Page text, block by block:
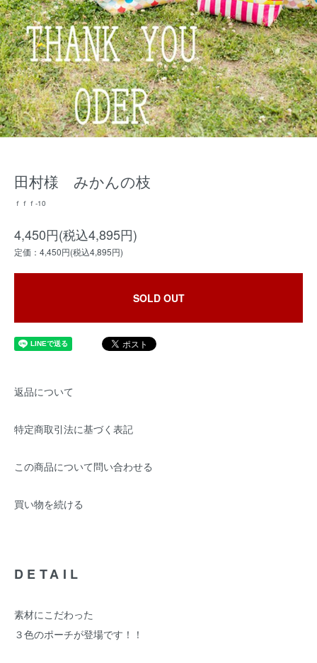
田村様 みかんの枝
ｆｆｆ-10
4,450円(税込4,895円)
定価：4,450円(税込4,895円)
SOLD OUT
返品について
特定商取引法に基づく表記
この商品について問い合わせる
買い物を続ける
DETAIL
素材にこだわった
３色のポーチが登場です！！